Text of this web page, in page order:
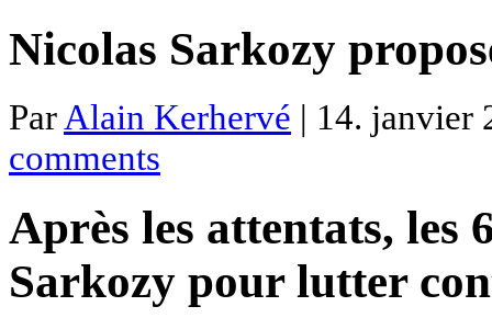
Nicolas Sarkozy
Par Alain Kerhervé | 14. janvier
comments
Après les attentats, les
Sarkozy pour lutter